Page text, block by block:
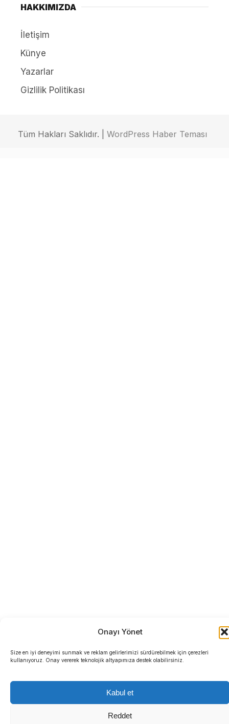
Onayı Yönet
Size en iyi deneyimi sunmak ve reklam gelirlerimizi sürdürebilmek için çerezleri
kullanıyoruz. Onay vererek teknolojik altyapımıza destek olabilirsiniz.
Kabul et
Reddet
HAKKIMIZDA
İletişim
Künye
Yazarlar
Gizlilik Politikası
Tüm Hakları Saklıdır. | WordPress Haber Teması